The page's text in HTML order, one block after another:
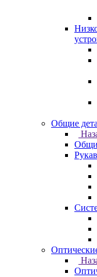
Общие